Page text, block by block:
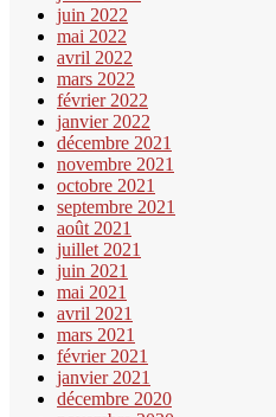
juin 2022
mai 2022
avril 2022
mars 2022
février 2022
janvier 2022
décembre 2021
novembre 2021
octobre 2021
septembre 2021
août 2021
juillet 2021
juin 2021
mai 2021
avril 2021
mars 2021
février 2021
janvier 2021
décembre 2020